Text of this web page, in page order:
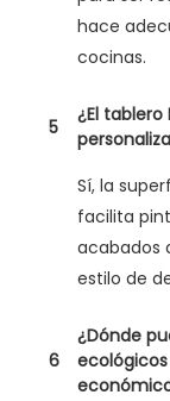
hace
cocinas.
5
¿El
Sí, la
facilita
acabados
estilo de
6
¿Dónde